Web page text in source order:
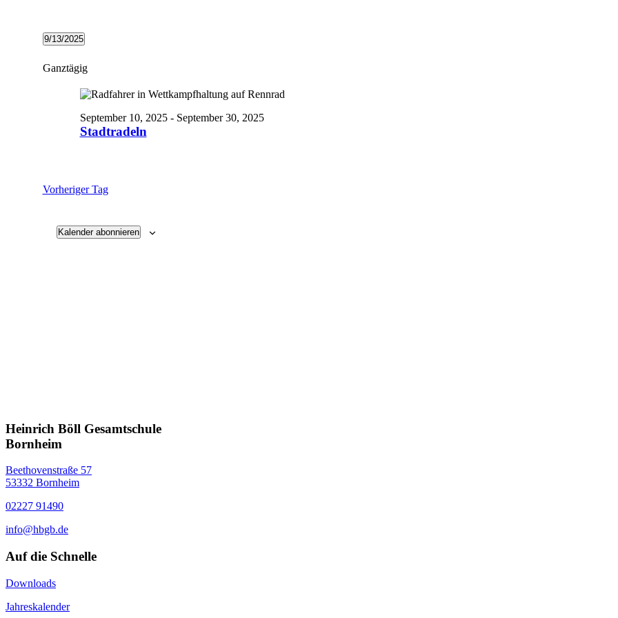
Veranstaltungen
September
9/13/2025
wählen.
Ganztägig
Stadtradeln
September 10, 2025- September 30, 2025
Vorheriger Tag
Kalender abonnieren
Heinrich Böll Gesamtschule
Bornheim
Beethovenstraße 57
53332 Bornheim
02227 91490
info@hbgb.de
Auf die Schnelle
Downloads
Jahreskalender